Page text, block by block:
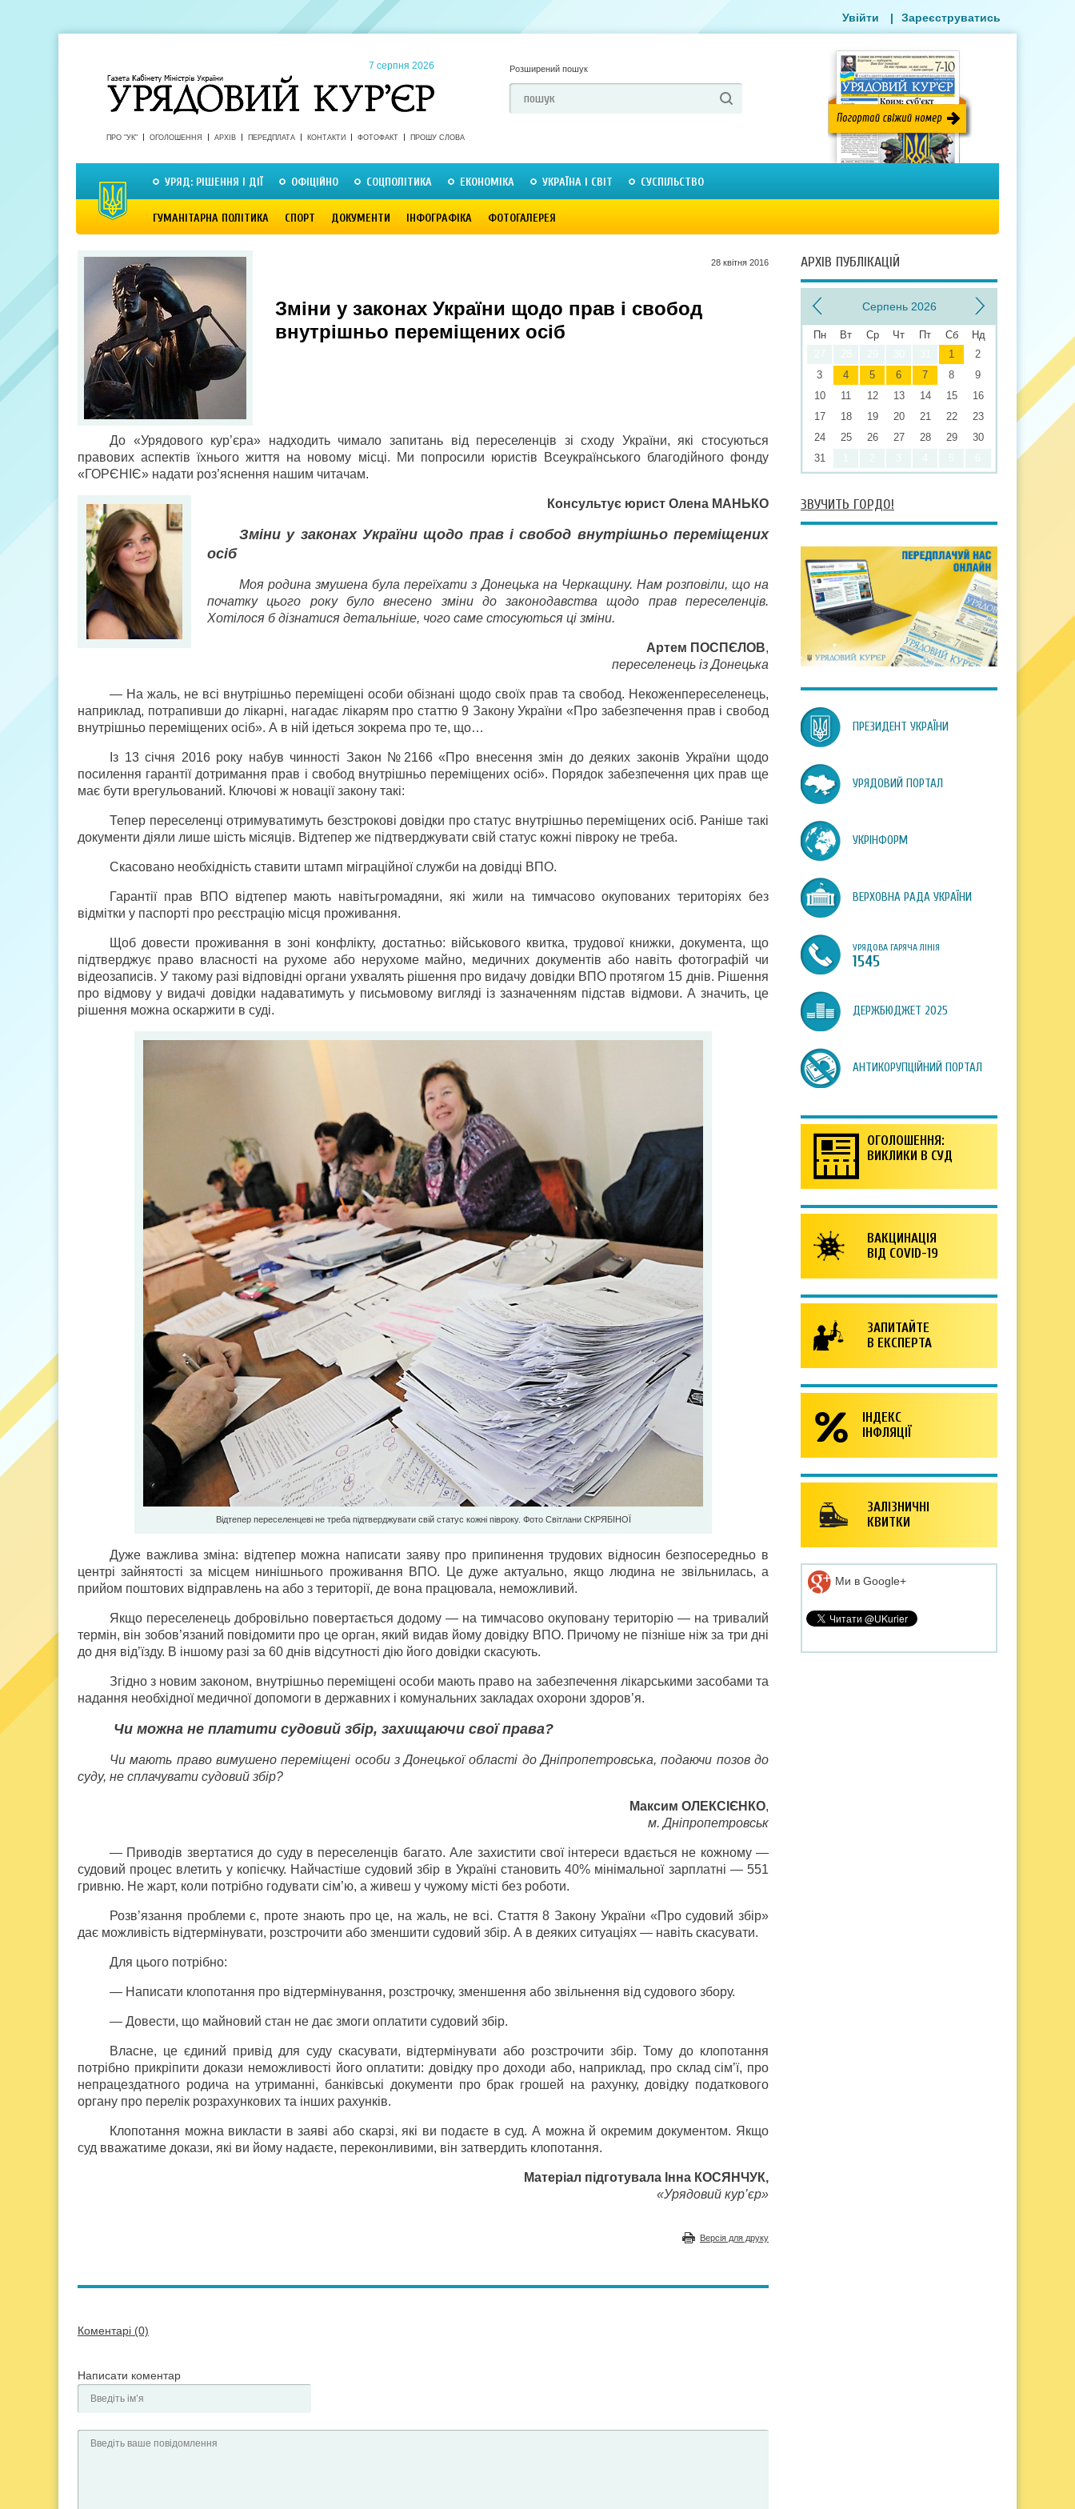
7 серпня 2026 Розширений пошук
ПРО "УК" ОГОЛОШЕННЯ АРХІВ ПЕРЕДПЛАТА КОНТАКТИ ФОТОФАКТ ПРОШУ СЛОВА
УРЯД: РІШЕННЯ І ДІЇ ОФІЦІЙНО СОЦПОЛІТИКА ЕКОНОМІКА УКРАЇНА І СВІТ СУСПІЛЬСТВО
ГУМАНІТАРНА ПОЛІТИКА СПОРТ ДОКУМЕНТИ ІНФОГРАФІКА ФОТОГАЛЕРЕЯ
Увійти | Зареєструватись
28 квiтня 2016
Зміни у законах України щодо прав і свобод
внутрішньо переміщених осіб
До «Урядового кур’єра» надходить чимало запитань від переселенців зі сходу України, які стосуються
правових аспектів їхнього життя на новому місці. Ми попросили юристів Всеукраїнського благодійного фонду
«ГОРЄНІЄ» надати роз’яснення нашим читачам.
Консультує юрист Олена МАНЬКО
Зміни у законах України щодо прав і свобод внутрішньо переміщених
осіб
Моя родина змушена була переїхати з Донецька на Черкащину. Нам розповіли, що на
початку цього року було внесено зміни до законодавства щодо прав переселенців.
Хотілося б дізнатися детальніше, чого саме стосуються ці зміни.
Артем ПОСПЄЛОВ,
переселенець із Донецька
— На жаль, не всі внутрішньо переміщені особи обізнані щодо своїх прав та свобод. Некоженпереселенець,
наприклад, потрапивши до лікарні, нагадає лікарям про статтю 9 Закону України «Про забезпечення прав і свобод
внутрішньо переміщених осіб». А в ній ідеться зокрема про те, що…
Із 13 січня 2016 року набув чинності Закон №2166 «Про внесення змін до деяких законів України щодо
посилення гарантії дотримання прав і свобод внутрішньо переміщених осіб». Порядок забезпечення цих прав ще
має бути врегульований. Ключові ж новації закону такі:
Тепер переселенці отримуватимуть безстрокові довідки про статус внутрішньо переміщених осіб. Раніше такі
документи діяли лише шість місяців. Відтепер же підтверджувати свій статус кожні півроку не треба.
Скасовано необхідність ставити штамп міграційної служби на довідці ВПО.
Гарантії прав ВПО відтепер мають навітьгромадяни, які жили на тимчасово окупованих територіях без
відмітки у паспорті про реєстрацію місця проживання.
Щоб довести проживання в зоні конфлікту, достатньо: військового квитка, трудової книжки, документа, що
підтверджує право власності на рухоме або нерухоме майно, медичних документів або навіть фотографій чи
відеозаписів. У такому разі відповідні органи ухвалять рішення про видачу довідки ВПО протягом 15 днів. Рішення
про відмову у видачі довідки надаватимуть у письмовому вигляді із зазначенням підстав відмови. А значить, це
рішення можна оскаржити в суді.
Відтепер переселенцеві не треба підтверджувати свій статус кожні півроку. Фото Світлани СКРЯБІНОЇ
Дуже важлива зміна: відтепер можна написати заяву про припинення трудових відносин безпосередньо в
центрі зайнятості за місцем нинішнього проживання ВПО. Це дуже актуально, якщо людина не звільнилась, а
прийом поштових відправлень на або з території, де вона працювала, неможливий.
Якщо переселенець добровільно повертається додому — на тимчасово окуповану територію — на тривалий
термін, він зобов’язаний повідомити про це орган, який видав йому довідку ВПО. Причому не пізніше ніж за три дні
до дня від’їзду. В іншому разі за 60 днів відсутності дію його довідки скасують.
Згідно з новим законом, внутрішньо переміщені особи мають право на забезпечення лікарськими засобами та
надання необхідної медичної допомоги в державних і комунальних закладах охорони здоров’я.
Чи можна не платити судовий збір, захищаючи свої права?
Чи мають право вимушено переміщені особи з Донецької області до Дніпропетровська, подаючи позов до
суду, не сплачувати судовий збір?
Максим ОЛЕКСІЄНКО,
м. Дніпропетровськ
— Приводів звертатися до суду в переселенців багато. Але захистити свої інтереси вдається не кожному —
судовий процес влетить у копієчку. Найчастіше судовий збір в Україні становить 40% мінімальної зарплатні — 551
гривню. Не жарт, коли потрібно годувати сім’ю, а живеш у чужому місті без роботи.
Розв’язання проблеми є, проте знають про це, на жаль, не всі. Стаття 8 Закону України «Про судовий збір»
дає можливість відтермінувати, розстрочити або зменшити судовий збір. А в деяких ситуаціях — навіть скасувати.
Для цього потрібно:
— Написати клопотання про відтермінування, розстрочку, зменшення або звільнення від судового збору.
— Довести, що майновий стан не дає змоги оплатити судовий збір.
Власне, це єдиний привід для суду скасувати, відтермінувати або розстрочити збір. Тому до клопотання
потрібно прикріпити докази неможливості його оплатити: довідку про доходи або, наприклад, про склад сім’ї, про
непрацездатного родича на утриманні, банківські документи про брак грошей на рахунку, довідку податкового
органу про перелік розрахункових та інших рахунків.
Клопотання можна викласти в заяві або скарзі, які ви подаєте в суд. А можна й окремим документом. Якщо
суд вважатиме докази, які ви йому надаєте, переконливими, він затвердить клопотання.
Матеріал підготувала Інна КОСЯНЧУК,
«Урядовий кур’єр»
Версія для друку
Коментарі (0)
Написати коментар
АРХІВ ПУБЛІКАЦІЙ
Серпень 2026
Пн Вт Ср Чт Пт Сб
Нд
1
2
3
4 5 6 7 8
9
10
11 12 13 14 15
16
17
18 19 20 21 22
23
24
25 26 27 28 29
30
31
ЗВУЧИТЬ ГОРДО!
ПРЕЗИДЕНТ УКРАЇНИ
УРЯДОВИЙ ПОРТАЛ
УКРІНФОРМ
ВЕРХОВНА РАДА УКРАЇНИ
УРЯДОВА ГАРЯЧА ЛІНІЯ
1545
ДЕРЖБЮДЖЕТ 2025
АНТИКОРУПЦІЙНИЙ ПОРТАЛ
ОГОЛОШЕННЯ:
ВИКЛИКИ В СУД
ВАКЦИНАЦІЯ
ВІД COVID-19
ЗАПИТАЙТЕ
В ЕКСПЕРТА
ІНДЕКС
ІНФЛЯЦІЇ
ЗАЛІЗНИЧНІ
КВИТКИ
Ми в Google+